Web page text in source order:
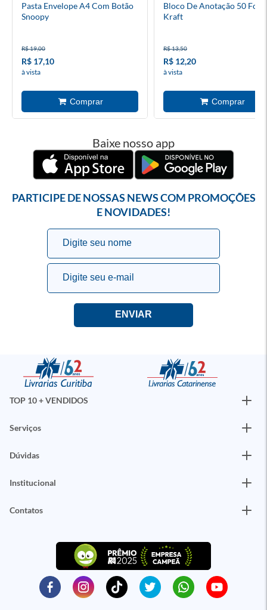
Pasta Envelope A4 Com Botão
Snoopy
R$ 19,00
R$ 17,10
à vista
Bloco De Anotação 50
Kraft
R$ 13,50
R$ 12,20
à vista
Baixe nosso app
PARTICIPE DE NOSSAS NEWS COM PROMOÇÕES
E NOVIDADES!
TOP 10 + VENDIDOS
Serviços
Dúvidas
Institucional
Contatos